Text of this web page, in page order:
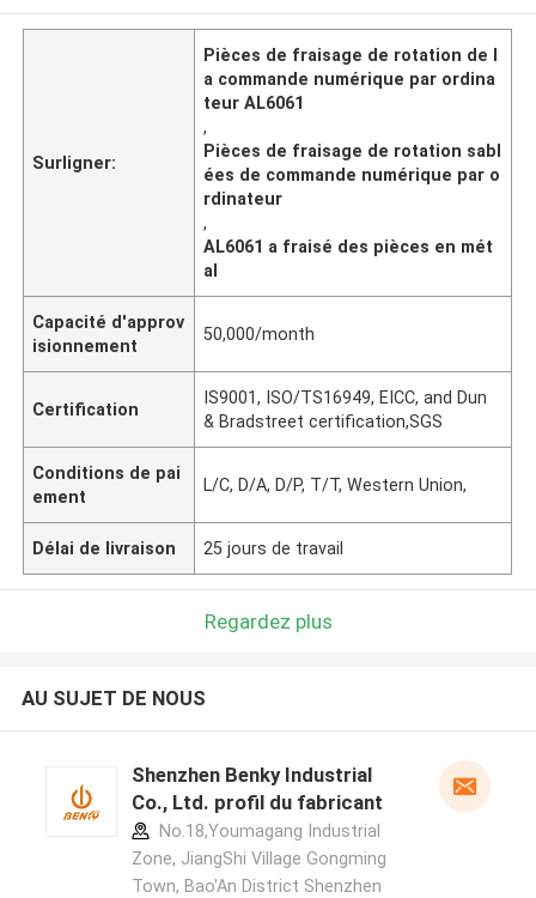
Surligner:
Pièces de fraisage de rotation de l
a commande numérique par ordina
teur AL6061
,
Pièces de fraisage de rotation sabl
ées de commande numérique par o
rdinateur
,
AL6061 a fraisé des pièces en mét
al
Capacité d'approv
isionnement
50,000/month
Certification
IS9001, ISO/TS16949, EICC, and Dun
& Bradstreet certification,SGS
Conditions de pai
ement
L/C, D/A, D/P, T/T, Western Union,
Délai de livraison 25 jours de travail
Regardez plus
AU SUJET DE NOUS
Shenzhen Benky Industrial
Co., Ltd. profil du fabricant
No.18,Youmagang Industrial
Zone, JiangShi Village Gongming
Town, Bao'An District Shenzhen